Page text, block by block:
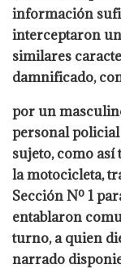
información
interceptaron
similares
damnificado,
por un
personal
sujeto, como
la motocicleta,
Sección Nº 1
entablaron
turno, a quien
narrado